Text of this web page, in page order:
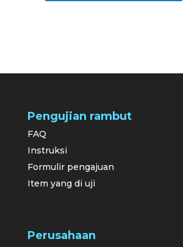
Pengujian rambut
FAQ
Instruksi
Formulir pengajuan
Item yang di uji
Perusahaan